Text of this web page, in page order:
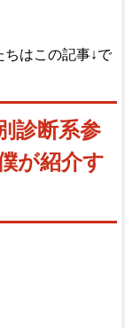
ちはこの記事↓で
診断系参
が紹介す